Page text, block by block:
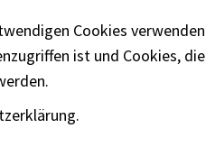
Cookies verwenden
ist und Cookies, die